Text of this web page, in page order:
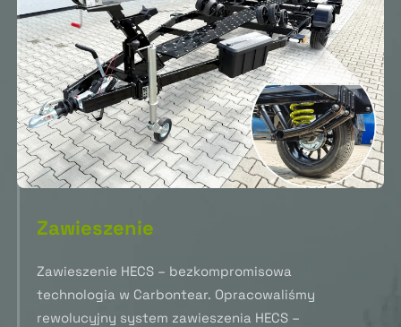
Zawieszenie
Zawieszenie HECS – bezkompromisowa
technologia w Carbontear. Opracowaliśmy
rewolucyjny system zawieszenia HECS –